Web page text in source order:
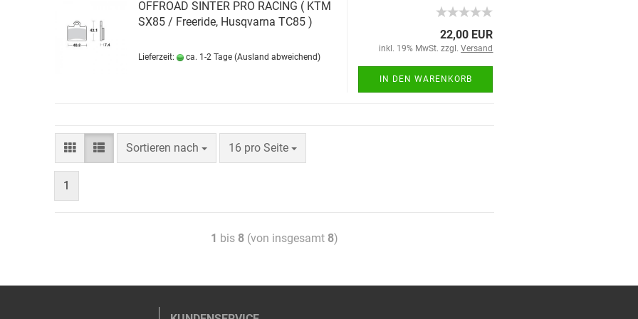
OFFROAD SINTER PRO RACING ( KTM
SX85 / Freeride, Husqvarna TC85 )
Lieferzeit: ca. 1-2 Tage (Ausland abweichend)
22,00 EUR
inkl. 19% MwSt. zzgl.Versand
IN DEN WARENKORB
Sortieren nach 16 pro Seite
1
1 bis 8 (von insgesamt 8)